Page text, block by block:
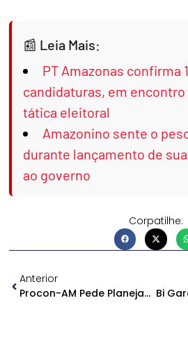
Leia Mais:
PT Amazonas confirma
candidaturas, em
tática eleitoral
Amazonino sente o
durante lançamento de
ao governo
Corpatilhe:
Anterior
Procon-AM Pede Planejamento De Telefonia E Internet Para O Festival De Parintins